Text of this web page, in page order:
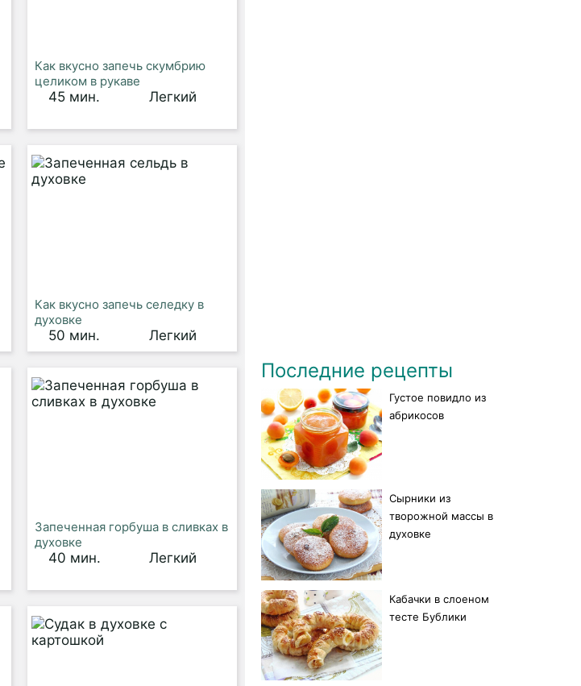
Как вкусно запечь скумбрию
целиком в рукаве
45 мин. Легкий
Как вкусно запечь селедку в
духовке
50 мин. Легкий
Запеченная горбуша в сливках в
духовке
40 мин. Легкий
Последние рецепты
Густое повидло из
абрикосов
Сырники из
творожной массы в
духовке
Кабачки в слоеном
тесте Бублики